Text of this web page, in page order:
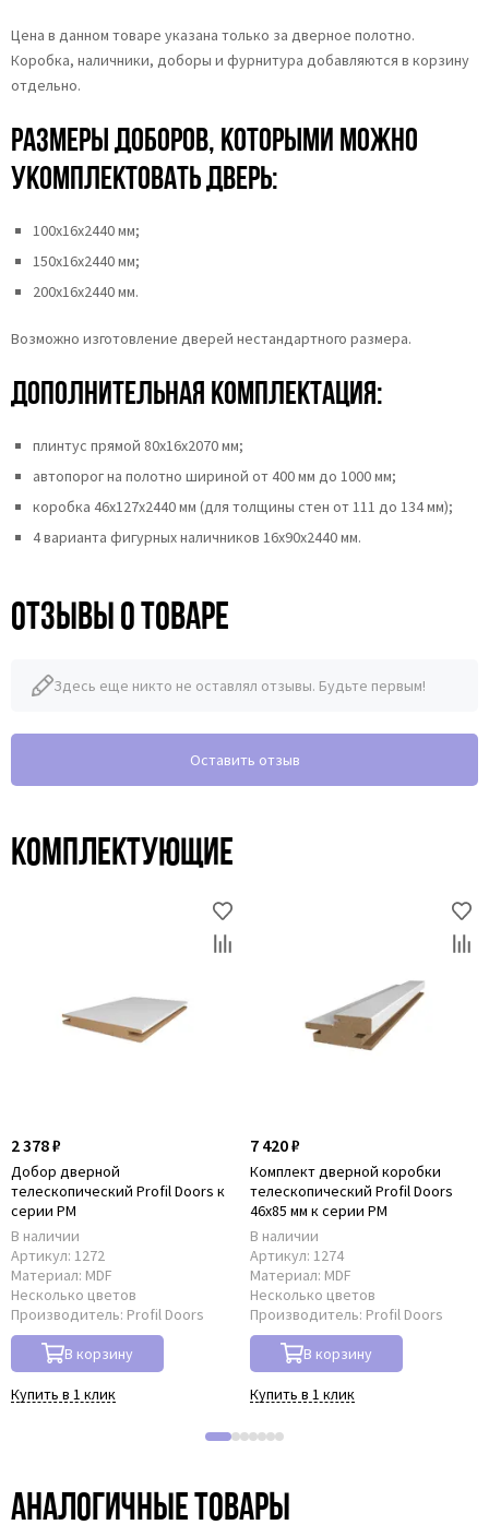
Цена в данном товаре указана только за дверное полотно.
Коробка, наличники, доборы и фурнитура добавляются в корзину
отдельно.
Размеры доборов, которыми можно
укомплектовать дверь:
100х16х2440 мм;
150х16х2440 мм;
200х16х2440 мм.
Возможно изготовление дверей нестандартного размера.
Дополнительная комплектация:
плинтус прямой 80х16х2070 мм;
автопорог на полотно шириной от 400 мм до 1000 мм;
коробка 46x127x2440 мм (для толщины стен от 111 до 134 мм);
4 варианта фигурных наличников 16х90х2440 мм.
Отзывы о товаре
Здесь еще никто не оставлял отзывы. Будьте первым!
Оставить отзыв
Комплектующие
2 378 ₽
Добор дверной
телескопический Profil Doors к
серии PM
В наличии
Артикул: 1272
Материал: MDF
Несколько цветов
Производитель: Profil Doors
В корзину
Купить в 1 клик
7 420 ₽
Комплект дверной коробки
телескопический Profil Doors
46x85 мм к серии PM
В наличии
Артикул: 1274
Материал: MDF
Несколько цветов
Производитель: Profil Doors
В корзину
Купить в 1 клик
Аналогичные товары